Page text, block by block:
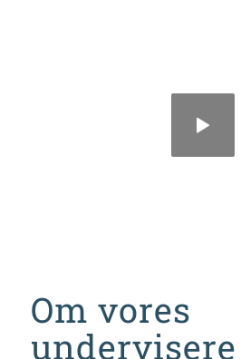
Om vores
undervisere